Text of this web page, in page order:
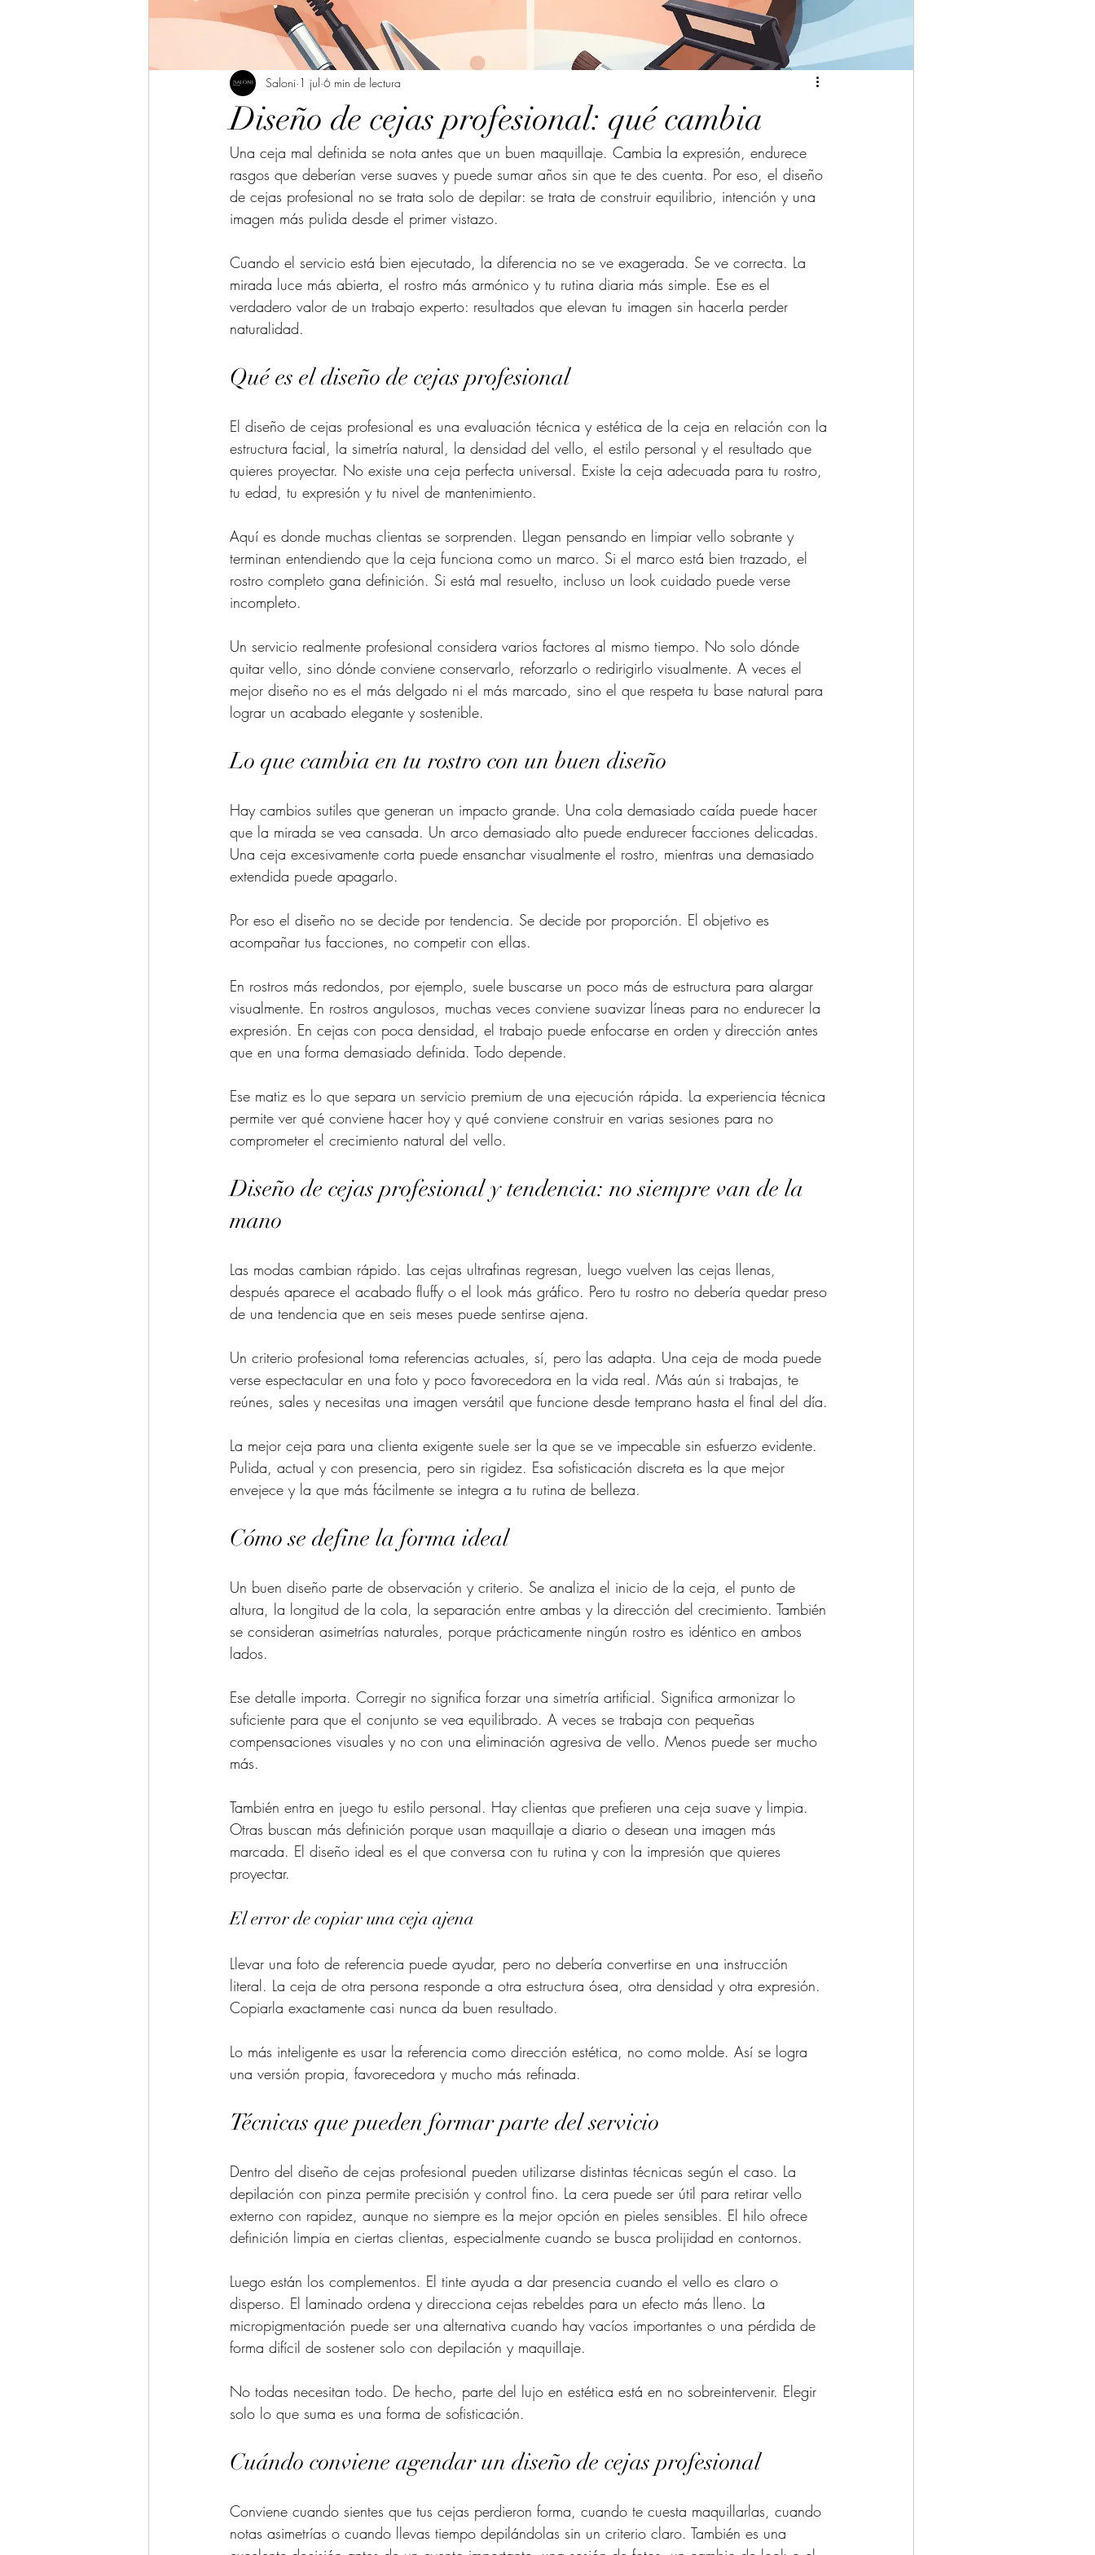
Diseño de cejas profesional: qué cambia
Saloni 1 jul 6 min de lectura
Una ceja mal definida se nota antes que un buen maquillaje. Cambia la expresión, endurece
rasgos que deberían verse suaves y puede sumar años sin que te des cuenta. Por eso, el diseño
de cejas profesional no se trata solo de depilar: se trata de construir equilibrio, intención y una
imagen más pulida desde el primer vistazo.
Cuando el servicio está bien ejecutado, la diferencia no se ve exagerada. Se ve correcta. La
mirada luce más abierta, el rostro más armónico y tu rutina diaria más simple. Ese es el
verdadero valor de un trabajo experto: resultados que elevan tu imagen sin hacerla perder
naturalidad.
Qué es el diseño de cejas profesional
El diseño de cejas profesional es una evaluación técnica y estética de la ceja en relación con la
estructura facial, la simetría natural, la densidad del vello, el estilo personal y el resultado que
quieres proyectar. No existe una ceja perfecta universal. Existe la ceja adecuada para tu rostro,
tu edad, tu expresión y tu nivel de mantenimiento.
Aquí es donde muchas clientas se sorprenden. Llegan pensando en limpiar vello sobrante y
terminan entendiendo que la ceja funciona como un marco. Si el marco está bien trazado, el
rostro completo gana definición. Si está mal resuelto, incluso un look cuidado puede verse
incompleto.
Un servicio realmente profesional considera varios factores al mismo tiempo. No solo dónde
quitar vello, sino dónde conviene conservarlo, reforzarlo o redirigirlo visualmente. A veces el
mejor diseño no es el más delgado ni el más marcado, sino el que respeta tu base natural para
lograr un acabado elegante y sostenible.
Lo que cambia en tu rostro con un buen diseño
Hay cambios sutiles que generan un impacto grande. Una cola demasiado caída puede hacer
que la mirada se vea cansada. Un arco demasiado alto puede endurecer facciones delicadas.
Una ceja excesivamente corta puede ensanchar visualmente el rostro, mientras una demasiado
extendida puede apagarlo.
Por eso el diseño no se decide por tendencia. Se decide por proporción. El objetivo es
acompañar tus facciones, no competir con ellas.
En rostros más redondos, por ejemplo, suele buscarse un poco más de estructura para alargar
visualmente. En rostros angulosos, muchas veces conviene suavizar líneas para no endurecer la
expresión. En cejas con poca densidad, el trabajo puede enfocarse en orden y dirección antes
que en una forma demasiado definida. Todo depende.
Ese matiz es lo que separa un servicio premium de una ejecución rápida. La experiencia técnica
permite ver qué conviene hacer hoy y qué conviene construir en varias sesiones para no
comprometer el crecimiento natural del vello.
Diseño de cejas profesional y tendencia: no siempre van de la
mano
Las modas cambian rápido. Las cejas ultrafinas regresan, luego vuelven las cejas llenas,
después aparece el acabado fluffy o el look más gráfico. Pero tu rostro no debería quedar preso
de una tendencia que en seis meses puede sentirse ajena.
Un criterio profesional toma referencias actuales, sí, pero las adapta. Una ceja de moda puede
verse espectacular en una foto y poco favorecedora en la vida real. Más aún si trabajas, te
reúnes, sales y necesitas una imagen versátil que funcione desde temprano hasta el final del día.
La mejor ceja para una clienta exigente suele ser la que se ve impecable sin esfuerzo evidente.
Pulida, actual y con presencia, pero sin rigidez. Esa sofisticación discreta es la que mejor
envejece y la que más fácilmente se integra a tu rutina de belleza.
Cómo se define la forma ideal
Un buen diseño parte de observación y criterio. Se analiza el inicio de la ceja, el punto de
altura, la longitud de la cola, la separación entre ambas y la dirección del crecimiento. También
se consideran asimetrías naturales, porque prácticamente ningún rostro es idéntico en ambos
lados.
Ese detalle importa. Corregir no significa forzar una simetría artificial. Significa armonizar lo
suficiente para que el conjunto se vea equilibrado. A veces se trabaja con pequeñas
compensaciones visuales y no con una eliminación agresiva de vello. Menos puede ser mucho
más.
También entra en juego tu estilo personal. Hay clientas que prefieren una ceja suave y limpia.
Otras buscan más definición porque usan maquillaje a diario o desean una imagen más
marcada. El diseño ideal es el que conversa con tu rutina y con la impresión que quieres
proyectar.
El error de copiar una ceja ajena
Llevar una foto de referencia puede ayudar, pero no debería convertirse en una instrucción
literal. La ceja de otra persona responde a otra estructura ósea, otra densidad y otra expresión.
Copiarla exactamente casi nunca da buen resultado.
Lo más inteligente es usar la referencia como dirección estética, no como molde. Así se logra
una versión propia, favorecedora y mucho más refinada.
Técnicas que pueden formar parte del servicio
Dentro del diseño de cejas profesional pueden utilizarse distintas técnicas según el caso. La
depilación con pinza permite precisión y control fino. La cera puede ser útil para retirar vello
externo con rapidez, aunque no siempre es la mejor opción en pieles sensibles. El hilo ofrece
definición limpia en ciertas clientas, especialmente cuando se busca prolijidad en contornos.
Luego están los complementos. El tinte ayuda a dar presencia cuando el vello es claro o
disperso. El laminado ordena y direcciona cejas rebeldes para un efecto más lleno. La
micropigmentación puede ser una alternativa cuando hay vacíos importantes o una pérdida de
forma difícil de sostener solo con depilación y maquillaje.
No todas necesitan todo. De hecho, parte del lujo en estética está en no sobreintervenir. Elegir
solo lo que suma es una forma de sofisticación.
Cuándo conviene agendar un diseño de cejas profesional
Conviene cuando sientes que tus cejas perdieron forma, cuando te cuesta maquillarlas, cuando
notas asimetrías o cuando llevas tiempo depilándolas sin un criterio claro. También es una